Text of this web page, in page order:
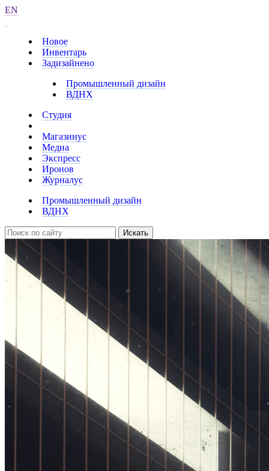
EN
Новое
Инвентарь
Задизайнено
Промышленный дизайн
ВДНХ
Студия
Магазинус
Медиа
Экспресс
Иронов
Журналус
Промышленный дизайн
ВДНХ
Искать